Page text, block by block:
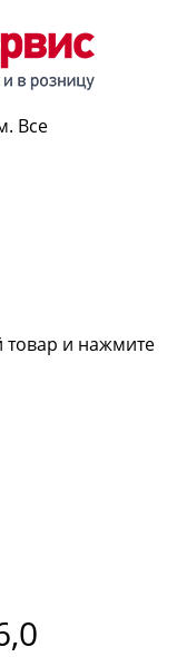
Все
товар и нажмите